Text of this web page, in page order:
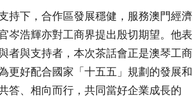
持下，合作區發展穩健，服務澳門經濟
岑浩輝亦對工商界提出殷切期望。他表
者與支持者，本次茶話會正是澳琴工商
更好配合國家「十五五」規劃的發展和
答、相向而行，共同當好企業成長的